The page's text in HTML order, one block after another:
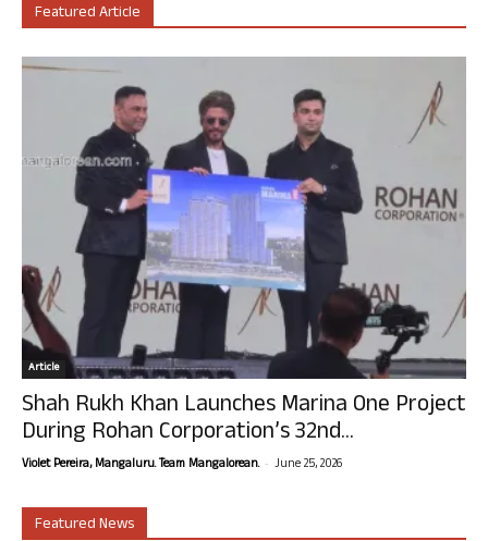
Featured Article
Article
Shah Rukh Khan Launches Marina One Project
During Rohan Corporation’s 32nd...
Violet Pereira, Mangaluru. Team Mangalorean. - June 25, 2026
Featured News